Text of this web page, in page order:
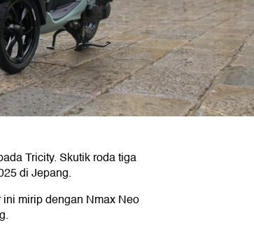
Tricity. Skutik roda tiga
di Jepang.
mirip dengan Nmax Neo